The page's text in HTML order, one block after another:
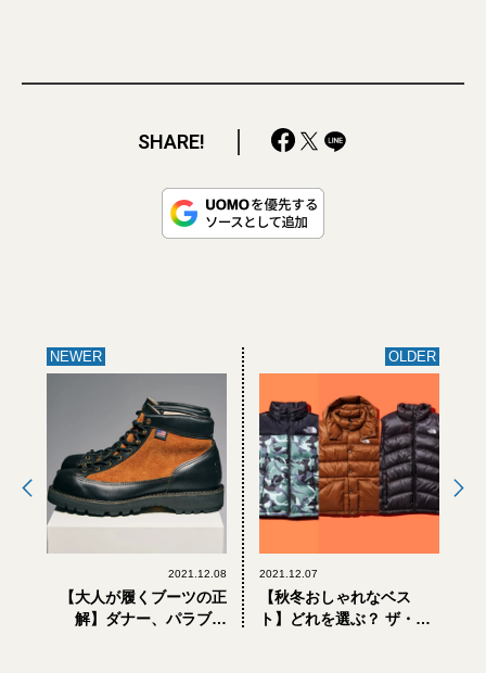
SHARE!
NEWER
2021.12.08
【大人が履くブーツの正
解】ダナー、パラブー
OLDER
2021.12.07
【秋冬おしゃれなベス
ト】どれを選ぶ？ ザ・ノ